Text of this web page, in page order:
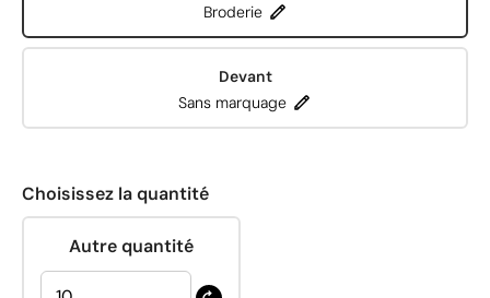
Broderie
Devant
Sans marquage
Choisissez la quantité
Autre quantité